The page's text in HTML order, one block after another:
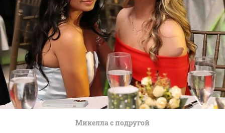
Микелла с подругой